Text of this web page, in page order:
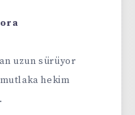
uzun sürüyor
hekim